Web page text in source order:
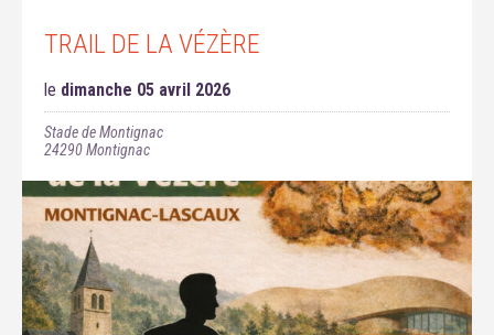
TRAIL DE LA VÉZÈRE
le dimanche 05 avril 2026
Stade de Montignac
24290Montignac